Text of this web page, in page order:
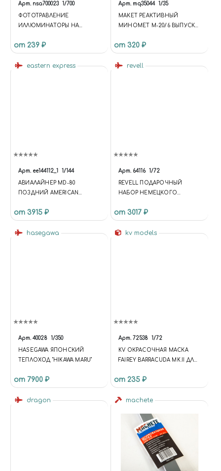
Арт. nsa700023 1/700
ФОТОТРАВЛЕНИЕ
ИЛЛЮМИНАТОРЫ НА
В(0,5ММ)
от 239 ₽
Арт. mq35044 1/35
МАКЕТ РЕАКТИВНЫЙ
МИНОМЕТ М-20/6 ВЫПУСКА
от 320 ₽
eastern express
Арт. ее144112_1 1/144
АВИАЛАЙНЕР MD-80
ПОЗДНИЙ AMERICAN
от 3915 ₽
revell
Арт. 64116 1/72
REVELL ПОДАРОЧНЫЙ
НАБОР НЕМЕЦКОГО
от 3017 ₽
hasegawa
Арт. 40028 1/350
HASEGAWA ЯПОНСКИЙ
ТЕПЛОХОД "HIKAWA MARU"
от 7900 ₽
kv models
Арт. 72538 1/72
KV ОКРАСОЧНАЯ МАСКА
FAIREY BARRACUDA MK.II ДЛЯ
EASTERN EXPRESS
от 235 ₽
dragon machete